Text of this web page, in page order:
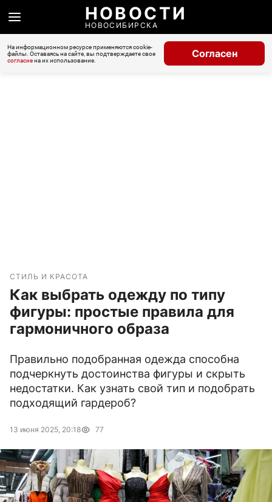
НОВОСТИ
НОВОСИБИРСКА
На информационном ресурсе применяются cookie-
файлы. Оставаясь на сайте, вы подтверждаете свое
согласиена их использование.
Согласен
СТИЛЬ И КРАСОТА
Как выбрать одежду по типу
фигуры: простые правила для
гармоничного образа
Правильно подобранная одежда способна
подчеркнуть достоинства фигуры и скрыть
недостатки. Как узнать свой тип и подобрать
подходящий гардероб?
13 июня 2025, 20:18 77